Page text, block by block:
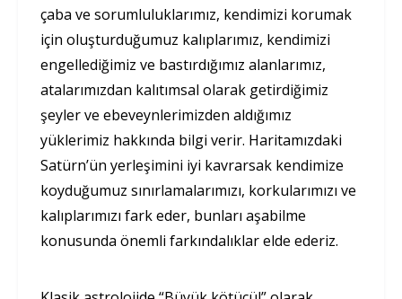
çaba ve sorumluluklarımız, kendimizi korumak
için oluşturduğumuz kalıplarımız, kendimizi
engellediğimiz ve bastırdığımız alanlarımız,
atalarımızdan kalıtımsal olarak getirdiğimiz
şeyler ve ebeveynlerimizden aldığımız
yüklerimiz hakkında bilgi verir. Haritamızdaki
Satürn’ün yerleşimini iyi kavrarsak kendimize
koyduğumuz sınırlamalarımızı, korkularımızı ve
kalıplarımızı fark eder, bunları aşabilme
konusunda önemli farkındalıklar elde ederiz.